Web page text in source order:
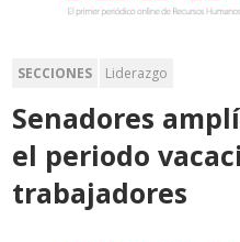
SECCIONES Liderazgo
Senadores
el periodo
trabajadores